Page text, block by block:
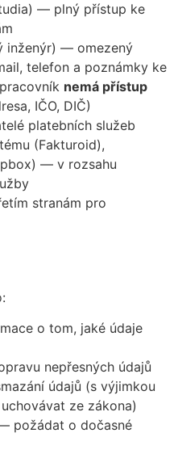
— plný přístup ke
inženýr) — omezený
telefon a poznámky ke
nemá přístup
IČO, DIČ)
platebních služeb
(Fakturoid),
— v rozsahu
stranám pro
o tom, jaké údaje
nepřesných údajů
údajů (s výjimkou
ze zákona)
požádat o dočasné